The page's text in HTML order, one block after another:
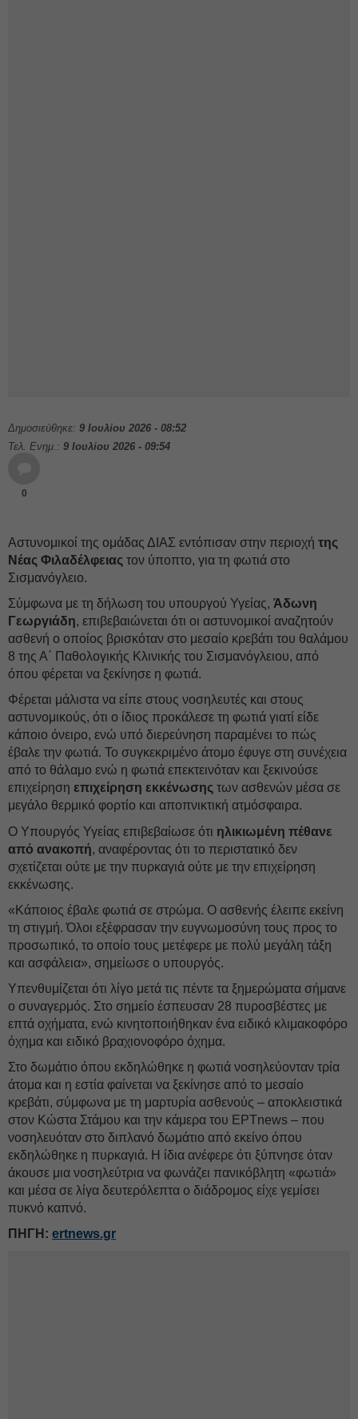
Δημοσιεύθηκε: 9 Ιουλίου 2026 - 08:52
Τελ. Ενημ.: 9 Ιουλίου 2026 - 09:54
0
Αστυνομικοί της ομάδας ΔΙΑΣ εντόπισαν στην περιοχή της
Νέας Φιλαδέλφειας τον ύποπτο, για τη φωτιά στο
Σισμανόγλειο.
Σύμφωνα με τη δήλωση του υπουργού Υγείας, Άδωνη
Γεωργιάδη, επιβεβαιώνεται ότι οι αστυνομικοί αναζητούν
ασθενή ο οποίος βρισκόταν στο μεσαίο κρεβάτι του θαλάμου
8 της Α΄ Παθολογικής Κλινικής του Σισμανόγλειου, από
όπου φέρεται να ξεκίνησε η φωτιά.
Φέρεται μάλιστα να είπε στους νοσηλευτές και στους
αστυνομικούς, ότι ο ίδιος προκάλεσε τη φωτιά γιατί είδε
κάποιο όνειρο, ενώ υπό διερεύνηση παραμένει το πώς
έβαλε την φωτιά. Το συγκεκριμένο άτομο έφυγε στη συνέχεια
από το θάλαμο ενώ η φωτιά επεκτεινόταν και ξεκινούσε
επιχείρηση επιχείρηση εκκένωσης των ασθενών μέσα σε
μεγάλο θερμικό φορτίο και αποπνικτική ατμόσφαιρα.
Ο Υπουργός Υγείας επιβεβαίωσε ότι ηλικιωμένη πέθανε
από ανακοπή, αναφέροντας ότι το περιστατικό δεν
σχετίζεται ούτε με την πυρκαγιά ούτε με την επιχείρηση
εκκένωσης.
«Κάποιος έβαλε φωτιά σε στρώμα. Ο ασθενής έλειπε εκείνη
τη στιγμή. Όλοι εξέφρασαν την ευγνωμοσύνη τους προς το
προσωπικό, το οποίο τους μετέφερε με πολύ μεγάλη τάξη
και ασφάλεια», σημείωσε ο υπουργός.
Υπενθυμίζεται ότι λίγο μετά τις πέντε τα ξημερώματα σήμανε
ο συναγερμός. Στο σημείο έσπευσαν 28 πυροσβέστες με
επτά οχήματα, ενώ κινητοποιήθηκαν ένα ειδικό κλιμακοφόρο
όχημα και ειδικό βραχιονοφόρο όχημα.
Στο δωμάτιο όπου εκδηλώθηκε η φωτιά νοσηλεύονταν τρία
άτομα και η εστία φαίνεται να ξεκίνησε από το μεσαίο
κρεβάτι, σύμφωνα με τη μαρτυρία ασθενούς – αποκλειστικά
στον Κώστα Στάμου και την κάμερα του ΕΡΤnews – που
νοσηλευόταν στο διπλανό δωμάτιο από εκείνο όπου
εκδηλώθηκε η πυρκαγιά. Η ίδια ανέφερε ότι ξύπνησε όταν
άκουσε μια νοσηλεύτρια να φωνάζει πανικόβλητη «φωτιά»
και μέσα σε λίγα δευτερόλεπτα ο διάδρομος είχε γεμίσει
πυκνό καπνό.
ΠΗΓΗ: ertnews.gr